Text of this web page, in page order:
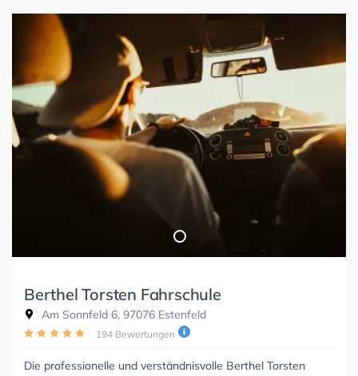
Berthel Torsten Fahrschule
Am Sonnfeld 6, 97076 Estenfeld
194 Bewertungen
Die professionelle und verständnisvolle Berthel Torsten